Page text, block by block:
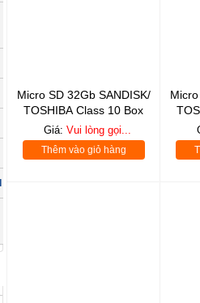
Micro SD 32Gb SANDISK/
TOSHIBA Class 10 Box
Giá:Vui lòng gọi...
Thêm vào giỏ hàng